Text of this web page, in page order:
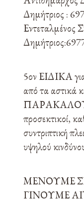
Δημήτριος :
Εντεταλμένος
5ον ΕΙΔΙΚΑ
από τα αστικά
ΠΑΡΑΚΑΛΟΥΜΕ
προσεκτικοί,
συντριπτική
υψηλού
ΜΕΝΟΥΜΕ
ΓΙΝΟΥΜΕ